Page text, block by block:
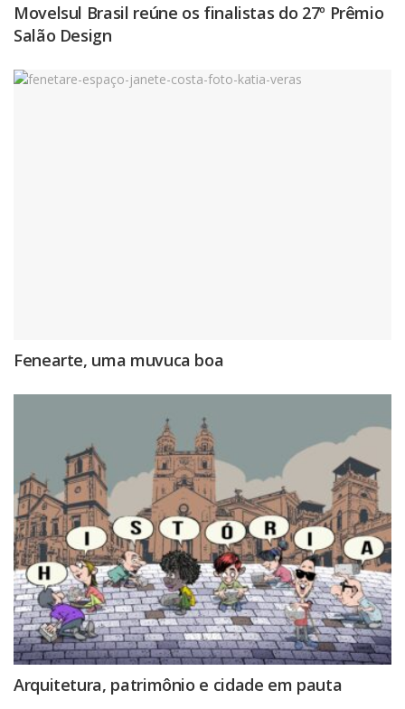
Movelsul Brasil reúne os finalistas do 27º Prêmio
Salão Design
Fenearte, uma muvuca boa
Arquitetura, patrimônio e cidade em pauta